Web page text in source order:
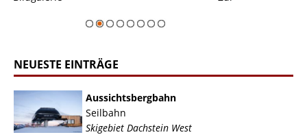
NEUESTE EINTRÄGE
Aussichtsbergbahn
Seilbahn
Skigebiet Dachstein West